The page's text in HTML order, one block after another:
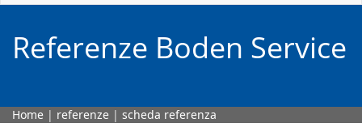
Referenze Boden Service
Home | referenze | scheda referenza